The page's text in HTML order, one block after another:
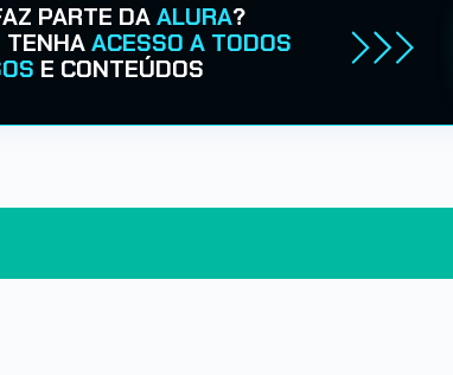
PARTE DAALURA?
TENHAACESSO A TODOS
E CONTEÚDOS